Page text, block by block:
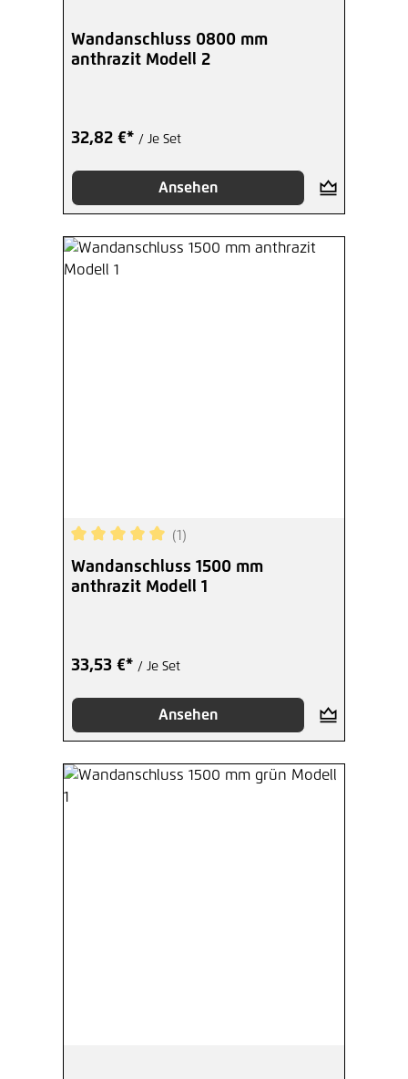
Wandanschluss 0800 mm
anthrazit Modell 2
32,82 €* / Je Set
Ansehen
Durchschnittliche Bewertung von 5 von 5
(1)
Wandanschluss 1500 mm
anthrazit Modell 1
33,53 €* / Je Set
Ansehen